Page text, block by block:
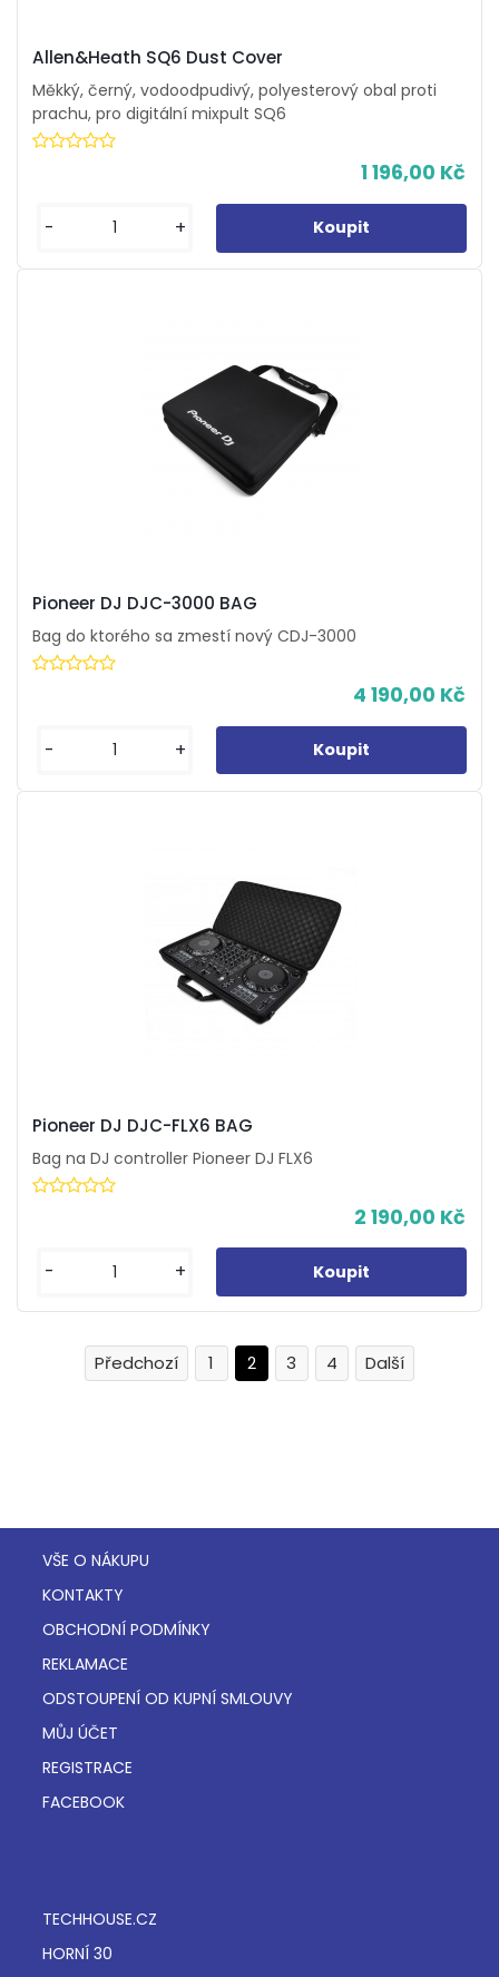
Allen&Heath SQ6 Dust Cover
Měkký, černý, vodoodpudivý, polyesterový obal proti
prachu, pro digitální mixpult SQ6
1 196,00 Kč
- +
Pioneer DJ DJC-3000 BAG
Bag do ktorého sa zmestí nový CDJ-3000
4 190,00 Kč
- +
Pioneer DJ DJC-FLX6 BAG
​Bag na DJ controller Pioneer DJ FLX6
2 190,00 Kč
- +
1 2 3 4
VŠE O NÁKUPU
KONTAKTY
OBCHODNÍ PODMÍNKY
REKLAMACE
ODSTOUPENÍ OD KUPNÍ SMLOUVY
MŮJ ÚČET
REGISTRACE
FACEBOOK
TECHHOUSE.CZ
HORNÍ 30